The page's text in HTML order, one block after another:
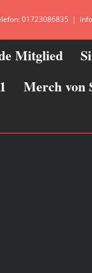
01723086835 |
Mitglied
Merch von